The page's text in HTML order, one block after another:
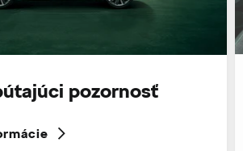
pozornosť